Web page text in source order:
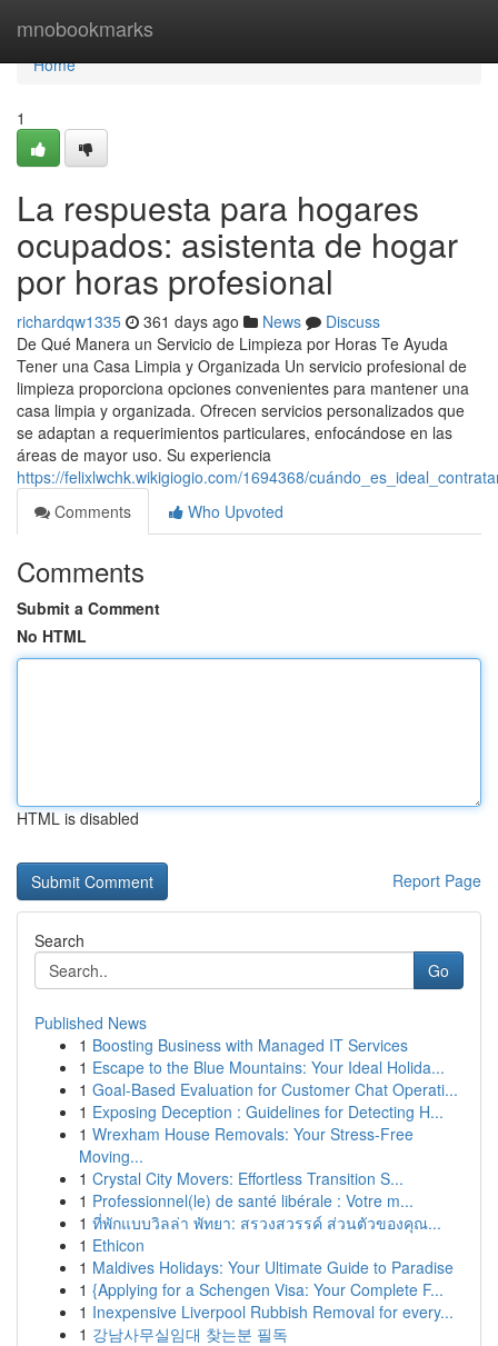
mnobookmarks
Home
Home
1
La respuesta para hogares
ocupados: asistenta de hogar
por horas profesional
richardqw1335 361 days ago News
Discuss
De Qué Manera un Servicio de Limpieza por Horas Te Ayuda
Tener una Casa Limpia y Organizada Un servicio profesional de
limpieza proporciona opciones convenientes para mantener una
casa limpia y organizada. Ofrecen servicios personalizados que
se adaptan a requerimientos particulares, enfocándose en las
áreas de mayor uso. Su experiencia
https://felixlwchk.wikigiogio.com/1694368/
Comments
Who Upvoted
Comments
Submit a Comment
No HTML
HTML is disabled
Report Page
Search
Go
Published News
1 Boosting Business with Managed IT Services
1 Escape to the Blue Mountains: Your Ideal Holida...
1 Goal-Based Evaluation for Customer Chat Operati...
1 Exposing Deception : Guidelines for Detecting H...
1 Wrexham House Removals: Your Stress-Free
Moving...
1 Crystal City Movers: Effortless Transition S...
1 Professionnel(le) de santé libérale : Votre m...
1 ที่พักแบบวิลล่า พัทยา: สรวงสวรรค์ ส่วนตัวของคุณ...
1 Ethicon
1 Maldives Holidays: Your Ultimate Guide to Paradise
1 {Applying for a Schengen Visa: Your Complete F...
1 Inexpensive Liverpool Rubbish Removal for every...
1 강남사무실임대 찾는분 필독